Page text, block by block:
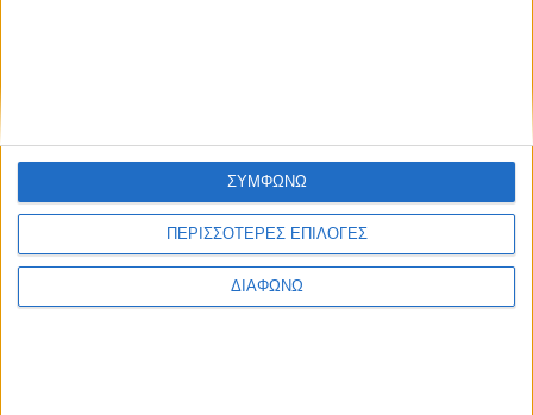
ΠΕΡΙΣΣΟΤΕΡΕΣ ΕΠΙΛΟΓΕΣ
ΔΙΑΦΩΝΩ
ΣΥΜΦΩΝΩ